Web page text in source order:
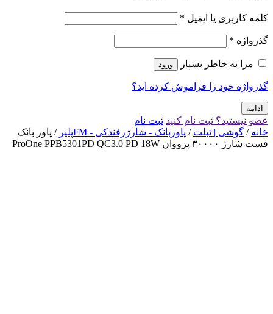
کلمه کاربری یا ایمیل *
گذرواژه *
مرا به خاطر بسپار ورود
گذرواژه خود را فراموش کرده اید؟
ادامه
عضو نیستید؟ ثبت نام کنید ثبت نام
خانه / گوشی | تبلت / پاوربانک - شارژرفندکی - FMپلیر
/ پاور بانک
فست شارژ ۳۰۰۰۰ پرووان ProOne PPB5301PD QC3.0 PD 18W